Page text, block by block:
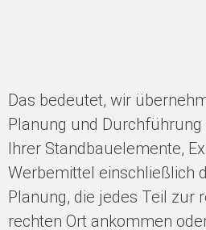
Das bedeutet, wir
Planung und
Ihrer Standbauelemente,
Werbemittel einschließlich
Planung, die jedes Teil zur
rechten Ort ankommen